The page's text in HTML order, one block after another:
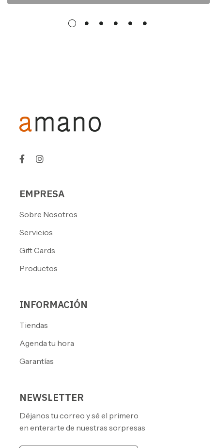
EMPRESA
Sobre Nosotros
Servicios
Gift Cards
Productos
INFORMACIÓN
Tiendas
Agenda tu hora
Garantías
NEWSLETTER
Déjanos tu correo y sé el primero
en enterarte de nuestras sorpresas